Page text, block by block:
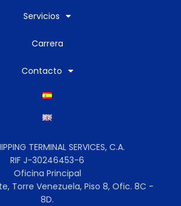
Servicios
Carrera
Contacto
TERMINAL SERVICES, C.A.
RIF J-30246453-6
Oficina Principal
Torre Venezuela, Piso 8, Ofic. 8C -
8D.